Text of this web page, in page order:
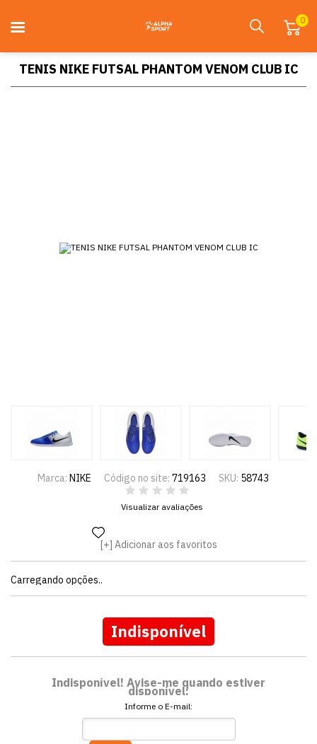
0
TENIS NIKE FUTSAL PHANTOM VENOM CLUB IC
Marca: NIKE Código no site: 719163 SKU: 58743
Visualizar avaliações
Adicionar aos favoritos
Carregando opções..
Indisponível
Indisponível! Avise-me quando estiver
disponível:
Informe o E-mail: